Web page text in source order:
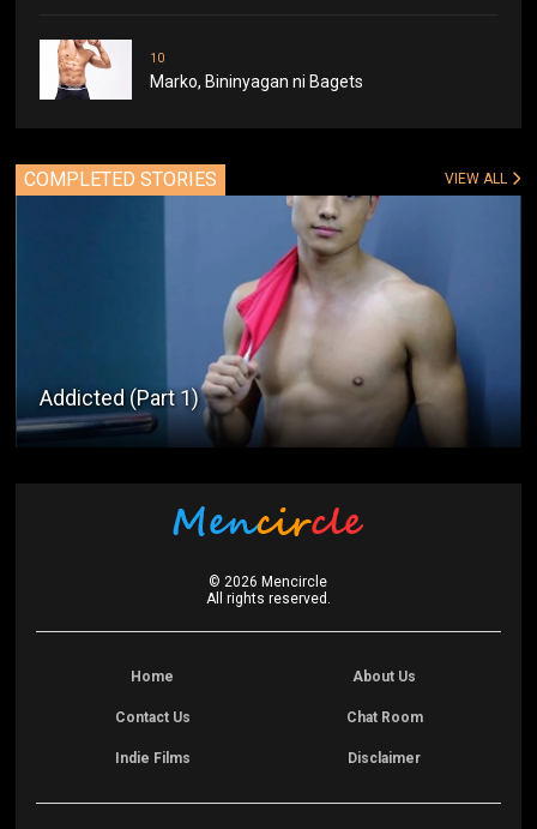
10
Marko, Bininyagan ni Bagets
COMPLETED STORIES VIEW ALL
Addicted (Part 1)
©2026 Mencircle
All rights reserved.
Home About Us
Contact Us Chat Room
Indie Films Disclaimer